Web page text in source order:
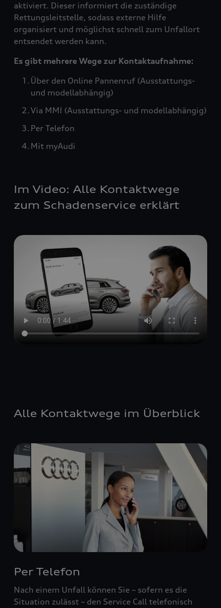
aktiviert. Dieser informiert die zuständige
Rettungsleitstelle, sodass externe Hilfe
organisiert und möglichst schnell zum Unfallort
entsendet werden kann.
Es gibt mehrere Wege zur Kontaktaufnahme:
Über den Online Pannenruf (Ausstattungs-
und modellabhängig)
Via MMI (Ausstattungs- und modellabhängig)
Per Telefon
Mit myAudi
Im Video: Alle Kontaktwege
zum Schadenservice erklärt
Alle Kontaktwege im Überblick
Per Telefon
Nach einem Unfall können Sie – sofern es die
Situation zulässt – den Service Call telefonisch